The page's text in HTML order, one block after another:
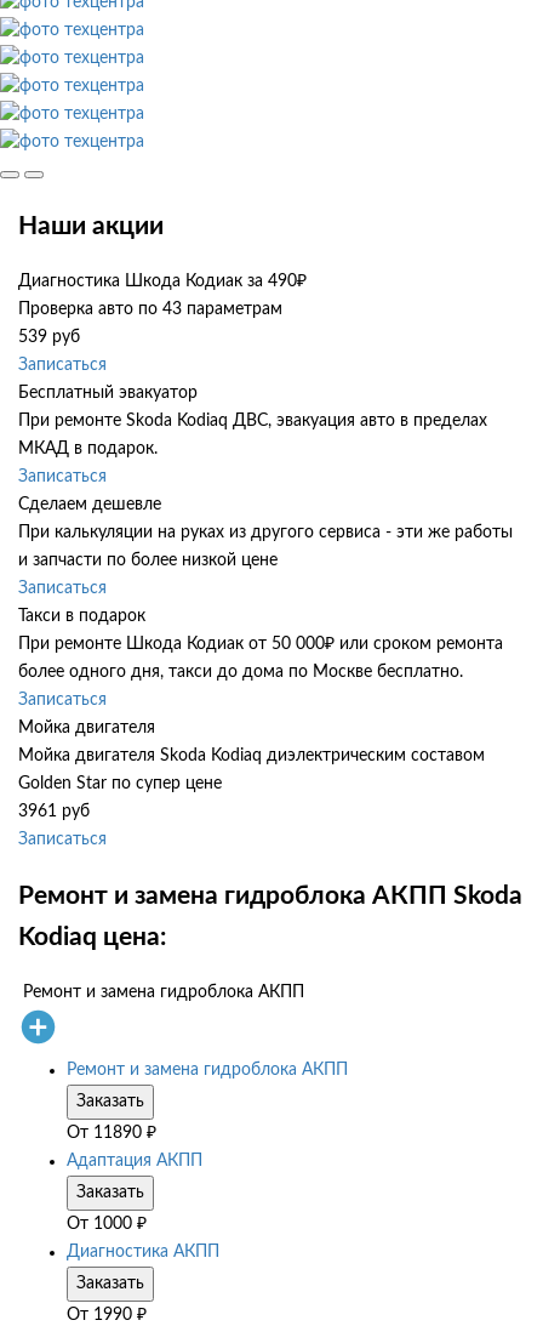
Наши акции
Диагностика Шкода Кодиак за 490₽
Проверка авто по 43 параметрам
539 руб
Записаться
Бесплатный эвакуатор
При ремонте Skoda Kodiaq ДВС, эвакуация авто в пределах
МКАД в подарок.
Записаться
Сделаем дешевле
При калькуляции на руках из другого сервиса - эти же работы
и запчасти по более низкой цене
Записаться
Такси в подарок
При ремонте Шкода Кодиак от 50 000₽ или сроком ремонта
более одного дня, такси до дома по Москве бесплатно.
Записаться
Мойка двигателя
Мойка двигателя Skoda Kodiaq диэлектрическим составом
Golden Star по супер цене
3961 руб
Записаться
Ремонт и замена гидроблока АКПП Skoda
Kodiaq цена:
Ремонт и замена гидроблока АКПП
Ремонт и замена гидроблока АКПП
Заказать
От 11890 ₽
Адаптация АКПП
Заказать
От 1000 ₽
Диагностика АКПП
Заказать
От 1990 ₽